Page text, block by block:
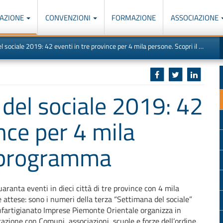
CONVENZIONI FORMAZIONE ASSOCIAZIONE
2019: 42 eventi in tre province per 4 mila persone. Scopri il programma
sociale 2019: 42
per 4 mila
eventi in dieci città di tre province con 4 mila
attese: sono i numeri della terza “Settimana del sociale”
Imprese Piemonte Orientale organizza in